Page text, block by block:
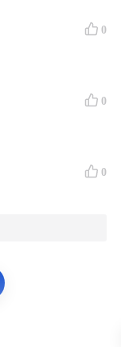
芽到茁壮
0
0
0